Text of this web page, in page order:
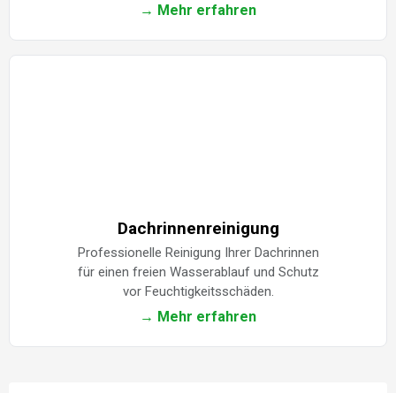
→ Mehr erfahren
Dachrinnenreinigung
Professionelle Reinigung Ihrer Dachrinnen
für einen freien Wasserablauf und Schutz
vor Feuchtigkeitsschäden.
→ Mehr erfahren